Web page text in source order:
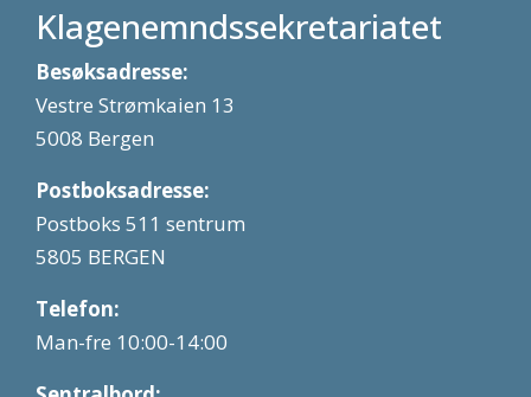
Klagenemndssekretariatet
Besøksadresse:
Vestre Strømkaien 13
5008 Bergen
Postboksadresse:
Postboks 511 sentrum
5805 BERGEN
Telefon:
Man-fre 10:00-14:00